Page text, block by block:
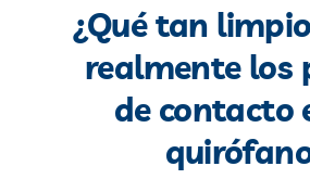
Blog
Contacto
¿Qué tan
realmente los
de contacto